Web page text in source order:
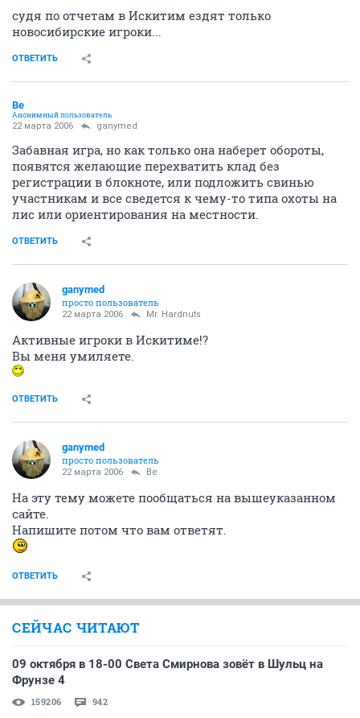
судя по отчетам в Искитим ездят только
новосибирские игроки...
ОТВЕТИТЬ
Be
Анонимный пользователь
22 марта 2006 ganymed
Забавная игра, но как только она наберет обороты,
появятся желающие перехватить клад без
регистрации в блокноте, или подложить свинью
участникам и все сведется к чему-то типа охоты на
лис или ориентирования на местности.
ОТВЕТИТЬ
ganymed
просто пользователь
22 марта 2006 Mr. Hardnuts
Активные игроки в Искитиме!?
Вы меня умиляете.
ОТВЕТИТЬ
ganymed
просто пользователь
22 марта 2006 Be
На эту тему можете пообщаться на вышеуказанном
сайте.
Напишите потом что вам ответят.
ОТВЕТИТЬ
СЕЙЧАС ЧИТАЮТ
09 октября в 18-00 Света Смирнова зовёт в Шульц на
Фрунзе 4
159206 942